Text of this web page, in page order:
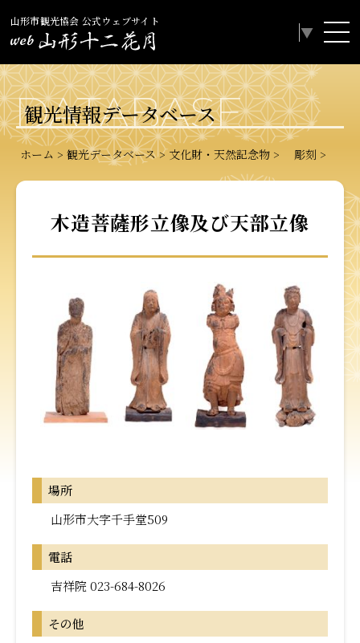
山形市観光協会 公式ウェブサイト
▼
観光情報データベース
DATABASE
ホーム 観光データベース 文化財・天然記念物 彫刻
木造菩薩形立像及び天部立像
場所
山形市大字千手堂509
電話
吉祥院 023-684-8026
その他